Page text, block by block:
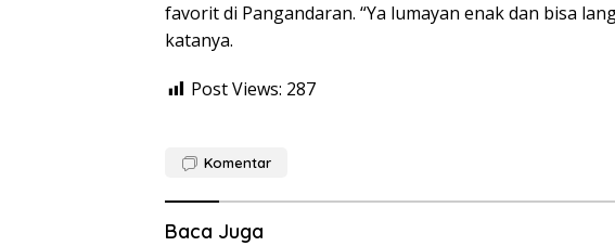
favorit di Pangandaran. “Ya lumayan enak dan bisa
katanya.
Post Views: 287
Komentar
Baca Juga